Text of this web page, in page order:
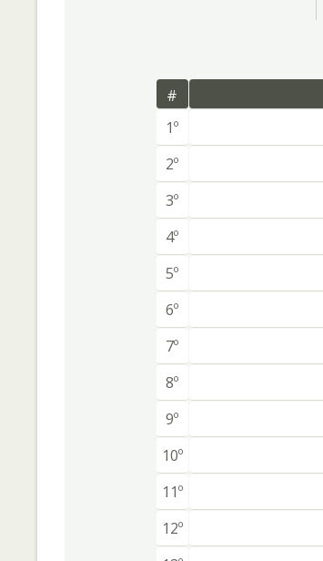
#
1º
2º
3º
4º
5º
6º
7º
8º
9º
10º
11º
12º